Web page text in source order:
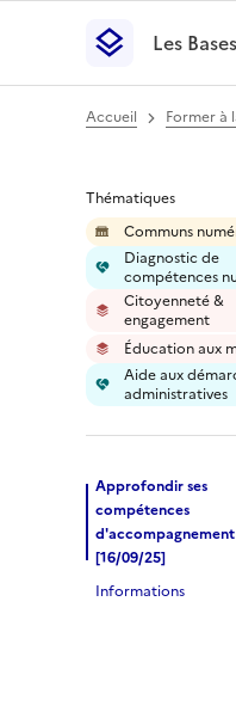
Les Bases du
Les
Accueil Former à
Thématiques
Communs
Diagnostic de
compétences
Citoyenneté &
engagement
Éducation aux
Aide aux
administratives
Approfondir ses
compétences
d'accompagnement
[16/09/25]
Informations